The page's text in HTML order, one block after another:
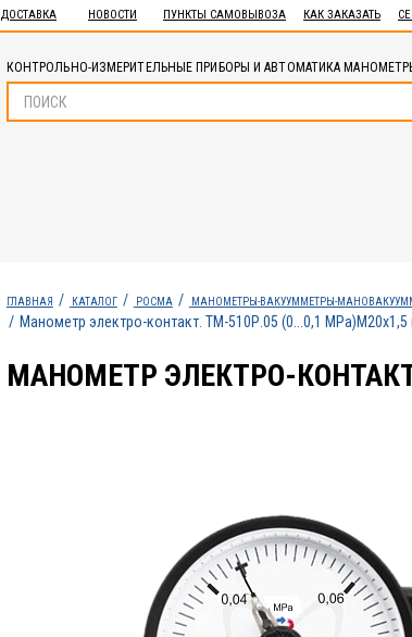
ДОСТАВКА НОВОСТИ ПУНКТЫ САМОВЫВОЗА КАК ЗАКАЗАТЬ
КОНТРОЛЬНО-ИЗМЕРИТЕЛЬНЫЕ ПРИБОРЫ И АВТОМАТИКА
ГЛАВНАЯ КАТАЛОГ РОСМА МАНОМЕТРЫ-ВАКУУММЕТРЫ-
Манометр электро-контакт. ТМ-510Р.05 (0...0,1 МPа)М20х1,5
МАНОМЕТР ЭЛЕКТРО-